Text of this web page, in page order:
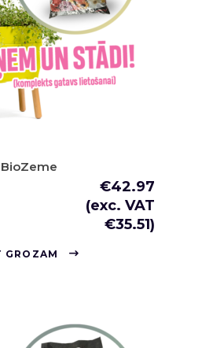
€42.97
(exc. VAT
€35.51)
GROZAM